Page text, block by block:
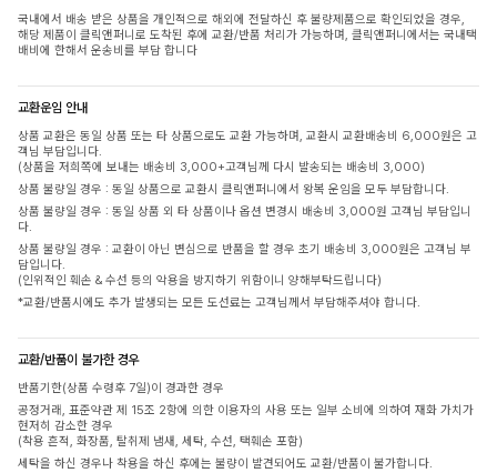
국내에서 배송 받은 상품을 개인적으로 해외에 전달하신 후 불량제품으로 확인되었을 경우,
해당 제품이 클릭앤퍼니로 도착된 후에 교환/반품 처리가 가능하며, 클릭앤퍼니에서는 국내택
배비에 한해서 운송비를 부담 합니다
교환운임 안내
상품 교환은 동일 상품 또는 타 상품으로도 교환 가능하며, 교환시 교환배송비 6,000원은 고
객님 부담입니다.
(상품을 저희쪽에 보내는 배송비 3,000+고객님께 다시 발송되는 배송비 3,000)
상품 불량일 경우 : 동일 상품으로 교환시 클릭앤퍼니에서 왕복 운임을 모두 부담합니다.
상품 불량일 경우 : 동일 상품 외 타 상품이나 옵션 변경시 배송비 3,000원 고객님 부담입니
다.
상품 불량일 경우 : 교환이 아닌 변심으로 반품을 할 경우 초기 배송비 3,000원은 고객님 부
담입니다.
(인위적인 훼손 & 수선 등의 악용을 방지하기 위함이니 양해부탁드립니다)
*교환/반품시에도 추가 발생되는 모든 도선료는 고객님께서 부담해주셔야 합니다.
교환/반품이 불가한 경우
반품기한(상품 수령후 7일)이 경과한 경우
공정거래, 표준약관 제 15조 2항에 의한 이용자의 사용 또는 일부 소비에 의하여 재화 가치가
현저히 감소한 경우
(착용 흔적, 화장품, 탈취제 냄새, 세탁, 수선, 택훼손 포함)
세탁을 하신 경우나 착용을 하신 후에는 불량이 발견되어도 교환/반품이 불가합니다.